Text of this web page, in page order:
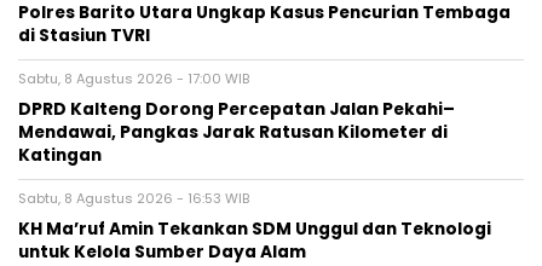
Polres Barito Utara Ungkap Kasus Pencurian Tembaga
di Stasiun TVRI
Sabtu, 8 Agustus 2026 - 17:00 WIB
DPRD Kalteng Dorong Percepatan Jalan Pekahi–
Mendawai, Pangkas Jarak Ratusan Kilometer di
Katingan
Sabtu, 8 Agustus 2026 - 16:53 WIB
KH Ma’ruf Amin Tekankan SDM Unggul dan Teknologi
untuk Kelola Sumber Daya Alam